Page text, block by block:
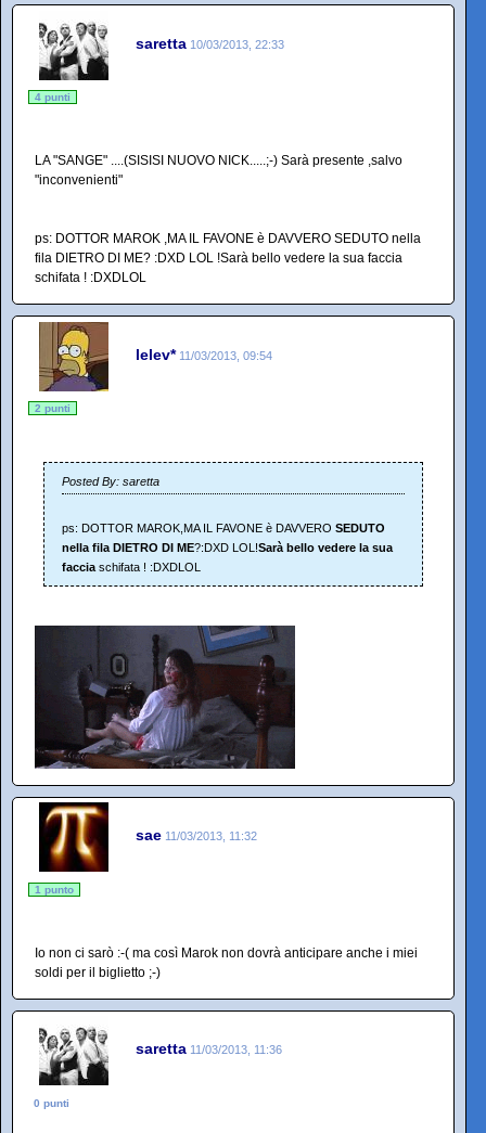
saretta 10/03/2013, 22:33
4 punti
LA "SANGE" ....(SISISI NUOVO NICK.....;-) Sarà presente ,salvo
"inconvenienti"
ps: DOTTOR MAROK ,MA IL FAVONE è DAVVERO SEDUTO nella
fila DIETRO DI ME? :DXD LOL !Sarà bello vedere la sua faccia
schifata ! :DXDLOL
lelev* 11/03/2013, 09:54
2 punti
Posted By: saretta
ps: DOTTOR MAROK,MA IL FAVONE è DAVVERO SEDUTO
nella fila DIETRO DI ME?:DXD LOL!Sarà bello vedere la sua
faccia schifata ! :DXDLOL
sae 11/03/2013, 11:32
1 punto
Io non ci sarò :-( ma così Marok non dovrà anticipare anche i miei
soldi per il biglietto ;-)
saretta 11/03/2013, 11:36
0 punti